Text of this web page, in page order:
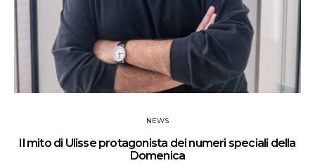
NEWS
Il mito di Ulisse protagonista dei numeri speciali della
Domenica